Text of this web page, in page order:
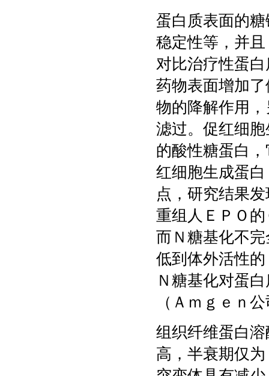
蛋白质表面的
稳定性等，并
对比治疗性蛋
药物表面增加
物的降解作用
滤过。促红细
的酸性糖蛋白
红细胞生成蛋
点，研究结果
重组人ＥＰＯ
而Ｎ糖基化不
低到体外活性
Ｎ糖基化对蛋
（Ａｍｇｅｎ
组织纤维蛋白
高，半衰期仅